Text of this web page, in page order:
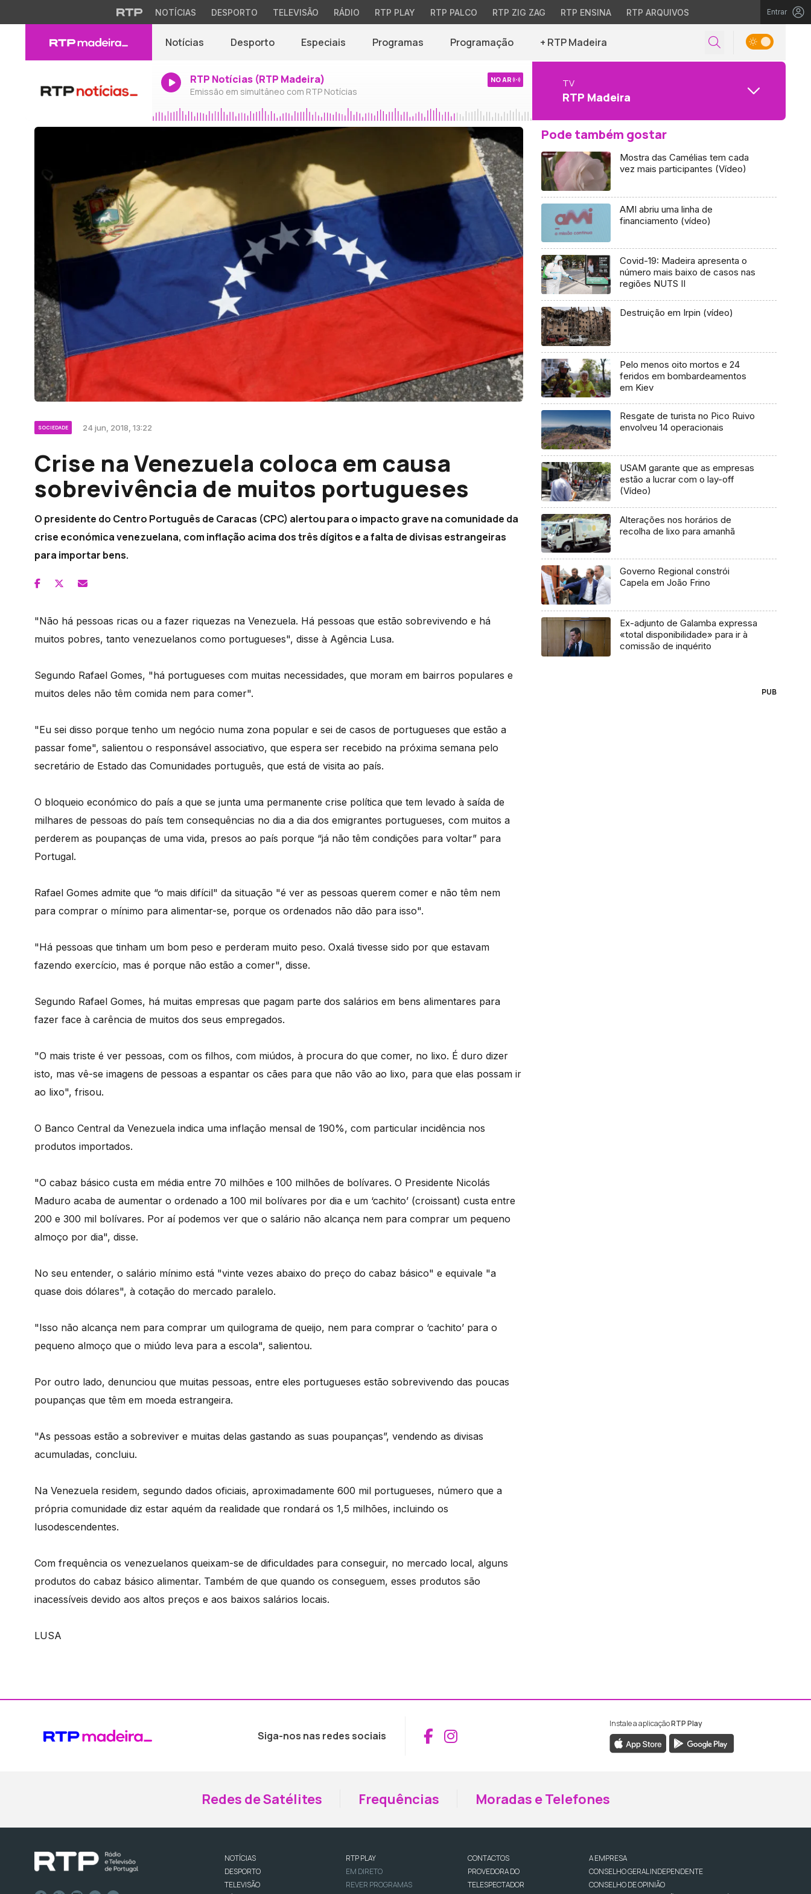
NOTÍCIAS DESPORTO TELEVISÃO RÁDIO RTP PLAY RTP PALCO RTP ZIG ZAG RTP ENSINA RTP ARQUIVOS Entrar
Notícias Desporto Especiais Programas Programação + RTP Madeira
RTP Notícias (RTP Madeira)
Emissão em simultâneo com RTP Notícias
NO AR TV
RTP Madeira
SOCIEDADE 24 jun, 2018, 13:22
Crise na Venezuela coloca em causa
sobrevivência de muitos portugueses
O presidente do Centro Português de Caracas (CPC) alertou para o impacto grave na comunidade da
crise económica venezuelana, com inflação acima dos três dígitos e a falta de divisas estrangeiras
para importar bens.
"Não há pessoas ricas ou a fazer riquezas na Venezuela. Há pessoas que estão sobrevivendo e há
muitos pobres, tanto venezuelanos como portugueses", disse à Agência Lusa.
Segundo Rafael Gomes, "há portugueses com muitas necessidades, que moram em bairros populares e
muitos deles não têm comida nem para comer".
"Eu sei disso porque tenho um negócio numa zona popular e sei de casos de portugueses que estão a
passar fome", salientou o responsável associativo, que espera ser recebido na próxima semana pelo
secretário de Estado das Comunidades português, que está de visita ao país.
O bloqueio económico do país a que se junta uma permanente crise política que tem levado à saída de
milhares de pessoas do país tem consequências no dia a dia dos emigrantes portugueses, com muitos a
perderem as poupanças de uma vida, presos ao país porque “já não têm condições para voltar” para
Portugal.
Rafael Gomes admite que “o mais difícil" da situação "é ver as pessoas querem comer e não têm nem
para comprar o mínimo para alimentar-se, porque os ordenados não dão para isso".
"Há pessoas que tinham um bom peso e perderam muito peso. Oxalá tivesse sido por que estavam
fazendo exercício, mas é porque não estão a comer", disse.
Segundo Rafael Gomes, há muitas empresas que pagam parte dos salários em bens alimentares para
fazer face à carência de muitos dos seus empregados.
"O mais triste é ver pessoas, com os filhos, com miúdos, à procura do que comer, no lixo. É duro dizer
isto, mas vê-se imagens de pessoas a espantar os cães para que não vão ao lixo, para que elas possam ir
ao lixo", frisou.
O Banco Central da Venezuela indica uma inflação mensal de 190%, com particular incidência nos
produtos importados.
"O cabaz básico custa em média entre 70 milhões e 100 milhões de bolívares. O Presidente Nicolás
Maduro acaba de aumentar o ordenado a 100 mil bolívares por dia e um ‘cachito’ (croissant) custa entre
200 e 300 mil bolívares. Por aí podemos ver que o salário não alcança nem para comprar um pequeno
almoço por dia", disse.
No seu entender, o salário mínimo está "vinte vezes abaixo do preço do cabaz básico" e equivale "a
quase dois dólares", à cotação do mercado paralelo.
"Isso não alcança nem para comprar um quilograma de queijo, nem para comprar o ‘cachito’ para o
pequeno almoço que o miúdo leva para a escola", salientou.
Por outro lado, denunciou que muitas pessoas, entre eles portugueses estão sobrevivendo das poucas
poupanças que têm em moeda estrangeira.
"As pessoas estão a sobreviver e muitas delas gastando as suas poupanças”, vendendo as divisas
acumuladas, concluiu.
Na Venezuela residem, segundo dados oficiais, aproximadamente 600 mil portugueses, número que a
própria comunidade diz estar aquém da realidade que rondará os 1,5 milhões, incluindo os
lusodescendentes.
Com frequência os venezuelanos queixam-se de dificuldades para conseguir, no mercado local, alguns
produtos do cabaz básico alimentar. Também de que quando os conseguem, esses produtos são
inacessíveis devido aos altos preços e aos baixos salários locais.
LUSA
Pode também gostar
Mostra das Camélias tem cada
vez mais participantes (Vídeo)
AMI abriu uma linha de
financiamento (vídeo)
Covid-19: Madeira apresenta o
número mais baixo de casos nas
regiões NUTS II
Destruição em Irpin (vídeo)
Pelo menos oito mortos e 24
feridos em bombardeamentos
em Kiev
Resgate de turista no Pico Ruivo
envolveu 14 operacionais
USAM garante que as empresas
estão a lucrar com o lay-off
(Vídeo)
Alterações nos horários de
recolha de lixo para amanhã
Governo Regional constrói
Capela em João Frino
Ex-adjunto de Galamba expressa
«total disponibilidade» para ir à
comissão de inquérito
PUB
Siga-nos nas redes sociais Aceder ao Facebook da RTP Madeira
Aceder ao Instagram da RTP Madeira
Instale a aplicaçãoRTP Play
Redes de Satélites Frequências Moradas e Telefones
NOTÍCIAS
DESPORTO
TELEVISÃO
RTP PLAY
EM DIRETO
REVER PROGRAMAS
CONTACTOS
PROVEDORA DO
TELESPECTADOR
A EMPRESA
CONSELHO GERAL INDEPENDENTE
CONSELHO DE OPINIÃO